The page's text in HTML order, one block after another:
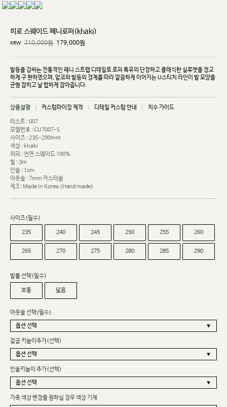
히로 스웨이드 페니로퍼(khaki)
KRW 210,000원 179,000원
발등을 감싸는 전통적인 페니 스트랩 디테일로 로퍼 특유의 단정하고 클래식한 실루엣을 정교
하게 구현하였으며, 앞코와 발등의 경계를 따라 깔끔하게 이어지는 U스티치 라인이 발 모양을
균형 잡히고 날렵하게 잡아줍니다.
상품설명 커스텀마이징 제작 디테일 커스텀 안내 치수 가이드
라스트 : 007
모델번호 : CU7007-S
사이즈 : 235~290mm
색상 : khaki
외피 : 천연 스웨이드 100%
힐 : 3m
인솔 : 1cm
아웃솔 : 7mm 카스타솔
제조: Made In Korea (Hand made)
사이즈(필수)
235 240 245 250 255 260
265 270 275 280 285 290
발볼 선택(필수)
보통 넓음
아웃솔 선택(필수)
겉굽 키높이추가(선택)
인솔키높이 추가(선택)
가죽 색상 변경을 원하실 경우 색상 기재